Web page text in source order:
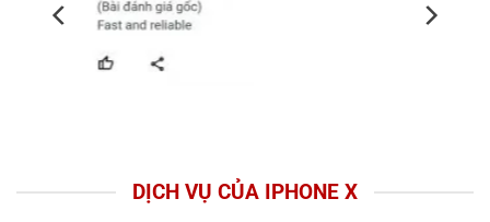
DỊCH VỤ CỦA IPHONE X